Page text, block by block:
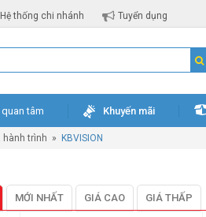
Hệ thống chi nhánh Tuyển dụng
tâm Khuyến mãi
hành trình » KBVISION
MỚI NHẤT GIÁ CAO GIÁ THẤP